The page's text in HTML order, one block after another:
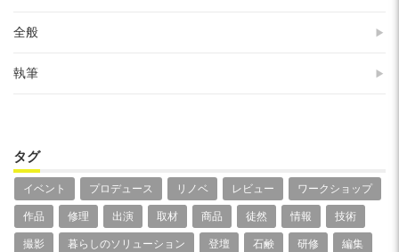
全般
執筆
タグ
イベント プロデュース リノベ レビュー ワークショップ
作品 修理 出演 取材 商品 徒然 情報 技術
撮影 暮らしのソリューション 登壇 石鹸 研修 編集